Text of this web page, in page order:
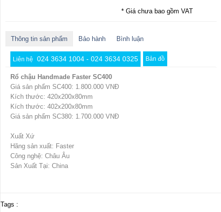
* Giá chưa bao gồm VAT
Thông tin sản phẩm Bảo hành Bình luận
Liên hệ 024 3634 1004 - 024 3634 0325 Bản đồ
Rổ chậu Handmade Faster SC400
Giá sản phẩm SC400: 1.800.000 VNĐ
Kích thước: 420x200x80mm
Kích thước: 402x200x80mm
Giá sản phẩm SC380: 1.700.000 VNĐ
Xuất Xứ
Hãng sản xuất: Faster
Công nghệ: Châu Âu
Sản Xuất Tại: China
Tags :